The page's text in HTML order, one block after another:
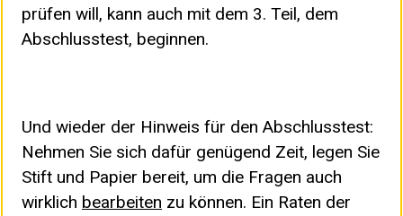
prüfen will, kann auch mit dem 3. Teil, dem
Abschlusstest, beginnen.
Und wieder der Hinweis für den Abschlusstest:
Nehmen Sie sich dafür genügend Zeit, legen Sie
Stift und Papier bereit, um die Fragen auch
wirklich bearbeiten zu können. Ein Raten der